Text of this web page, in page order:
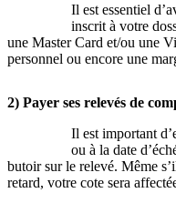
Il est essentiel
inscrit à votre
une Master Card et/ou une
personnel ou encore une
2) Payer ses relevés de
Il est important
ou à la date
butoir sur le relevé. Même
retard, votre cote sera